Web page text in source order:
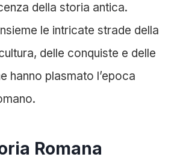
della storia antica.
le intricate strade della
delle conquiste e delle
hanno plasmato l’epoca
Romana